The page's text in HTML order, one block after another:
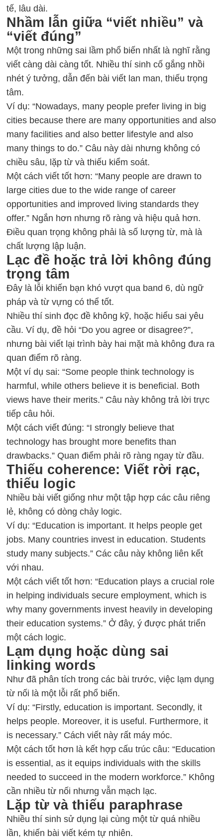
tế, lâu dài.
Nhầm lẫn giữa “viết nhiều” và
“viết đúng”
Một trong những sai lầm phổ biến nhất là nghĩ rằng
viết càng dài càng tốt. Nhiều thí sinh cố gắng nhồi
nhét ý tưởng, dẫn đến bài viết lan man, thiếu trọng
tâm.
Ví dụ: “Nowadays, many people prefer living in big
cities because there are many opportunities and also
many facilities and also better lifestyle and also
many things to do.” Câu này dài nhưng không có
chiều sâu, lặp từ và thiếu kiểm soát.
Một cách viết tốt hơn: “Many people are drawn to
large cities due to the wide range of career
opportunities and improved living standards they
offer.” Ngắn hơn nhưng rõ ràng và hiệu quả hơn.
Điều quan trọng không phải là số lượng từ, mà là
chất lượng lập luận.
Lạc đề hoặc trả lời không đúng
trọng tâm
Đây là lỗi khiến bạn khó vượt qua band 6, dù ngữ
pháp và từ vựng có thể tốt.
Nhiều thí sinh đọc đề không kỹ, hoặc hiểu sai yêu
cầu. Ví dụ, đề hỏi “Do you agree or disagree?”,
nhưng bài viết lại trình bày hai mặt mà không đưa ra
quan điểm rõ ràng.
Một ví dụ sai: “Some people think technology is
harmful, while others believe it is beneficial. Both
views have their merits.” Câu này không trả lời trực
tiếp câu hỏi.
Một cách viết đúng: “I strongly believe that
technology has brought more benefits than
drawbacks.” Quan điểm phải rõ ràng ngay từ đầu.
Thiếu coherence: Viết rời rạc,
thiếu logic
Nhiều bài viết giống như một tập hợp các câu riêng
lẻ, không có dòng chảy logic.
Ví dụ: “Education is important. It helps people get
jobs. Many countries invest in education. Students
study many subjects.” Các câu này không liên kết
với nhau.
Một cách viết tốt hơn: “Education plays a crucial role
in helping individuals secure employment, which is
why many governments invest heavily in developing
their education systems.” Ở đây, ý được phát triển
một cách logic.
Lạm dụng hoặc dùng sai
linking words
Như đã phân tích trong các bài trước, việc lạm dụng
từ nối là một lỗi rất phổ biến.
Ví dụ: “Firstly, education is important. Secondly, it
helps people. Moreover, it is useful. Furthermore, it
is necessary.” Cách viết này rất máy móc.
Một cách tốt hơn là kết hợp cấu trúc câu: “Education
is essential, as it equips individuals with the skills
needed to succeed in the modern workforce.” Không
cần nhiều từ nối nhưng vẫn mạch lạc.
Lặp từ và thiếu paraphrase
Nhiều thí sinh sử dụng lại cùng một từ quá nhiều
lần, khiến bài viết kém tự nhiên.